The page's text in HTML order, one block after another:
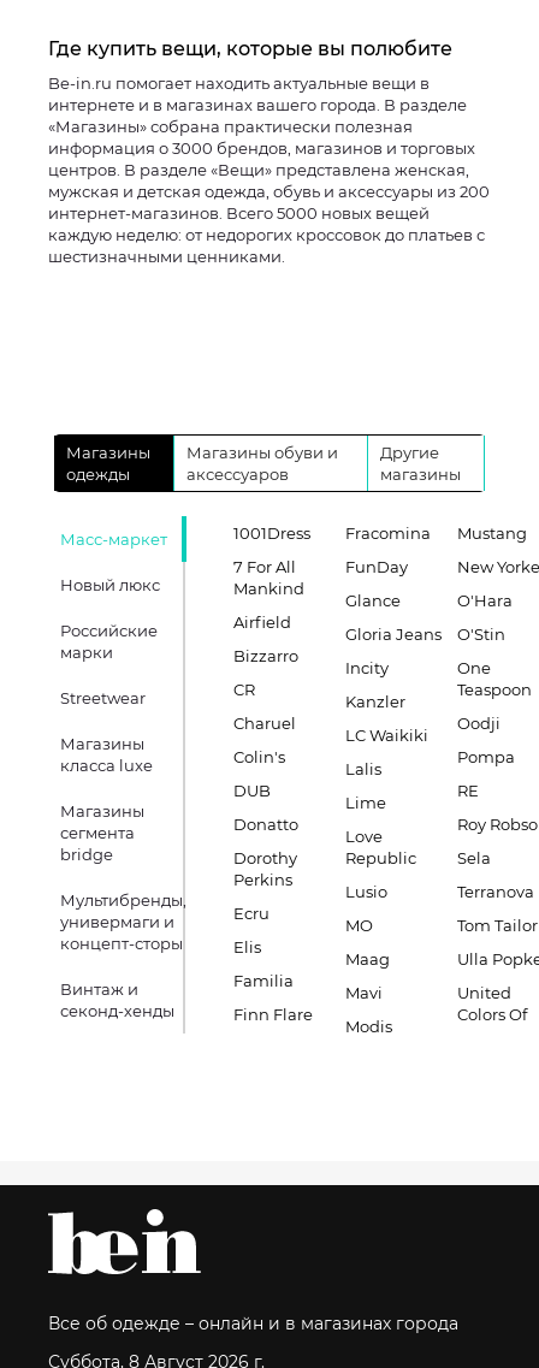
Где купить вещи, которые вы полюбите
Be-in.ru помогает находить актуальные вещи в
интернете и в магазинах вашего города. В разделе
«Магазины» собрана практически полезная
информация о 3000 брендов, магазинов и торговых
центров. В разделе «Вещи» представлена женская,
мужская и детская одежда, обувь и аксессуары из 200
интернет-магазинов. Всего 5000 новых вещей
каждую неделю: от недорогих кроссовок до платьев с
шестизначными ценниками.
Магазины
одежды
Магазины обуви и
аксессуаров
Другие
магазины
Масс-маркет
Новый люкс
Российские
марки
Streetwear
Магазины
класса luxe
Магазины
сегмента
bridge
Мультибренды,
универмаги и
концепт-сторы
Винтаж и
секонд-хенды
1001Dress
7 For All
Mankind
Airfield
Bizzarro
CR
Charuel
Colin's
DUB
Donatto
Dorothy
Perkins
Ecru
Elis
Familia
Finn Flare
Fracomina
FunDay
Glance
Gloria Jeans
Incity
Kanzler
LC Waikiki
Lalis
Lime
Love
Republic
Lusio
MO
Maag
Mavi
Modis
Mustang
New
O'Hara
O'Stin
One
Teaspoon
Oodji
Pompa
RE
Roy
Sela
Terranova
Tom Tailor
Ulla
United
Colors Of
Все об одежде – онлайн и в магазинах города
Суббота, 8 Август 2026 г.